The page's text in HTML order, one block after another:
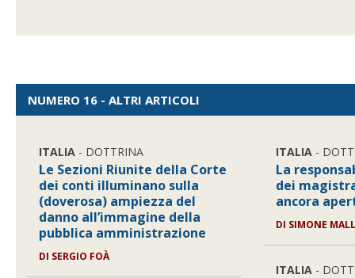
NUMERO 16 - ALTRI ARTICOLI
ITALIA - DOTTRINA
Le Sezioni Riunite della Corte
dei conti illuminano sulla
(doverosa) ampiezza del
danno all’immagine della
pubblica amministrazione
DI SERGIO FOÀ
ITALIA -
La
dei
ancora
DI SIMONE
ITALIA -